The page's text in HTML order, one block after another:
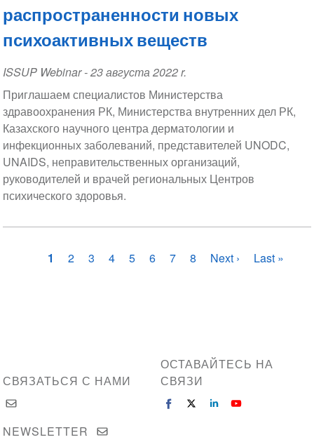
распространенности новых
психоактивных веществ
ISSUP Webinar-23 августа 2022 r.
Приглашаем специалистов Министерства
здравоохранения РК, Министерства внутренних дел РК,
Казахского научного центра дерматологии и
инфекционных заболеваний, представителей UNODC,
UNAIDS, неправительственных организаций,
руководителей и врачей региональных Центров
психического здоровья.
Нумерация
Текущая
1 Страница
2 Страница
3 Страница
4 Страница
5 Страница
6 Страница
7 Страница
8
Следующая
Next ›
Последняя
Last »
СВЯЗАТЬСЯ С НАМИ
ОСТАВАЙТЕСЬ НА
СВЯЗИ
NEWSLETTER